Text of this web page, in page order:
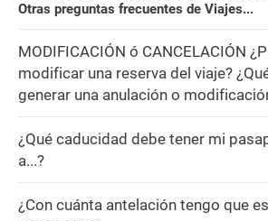
Otras preguntas frecuentes de Viajes...
MODIFICACIÓN ó CANCELACIÓN
modificar una reserva del viaje?
generar una anulación o
¿Qué caducidad debe tener mi
a...?
¿Con cuánta antelación tengo que